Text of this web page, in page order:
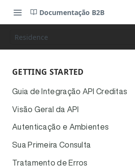
Documentação B2B
Residence
GETTING STARTED
Guia de Integração API Creditas
Visão Geral da API
Autenticação e Ambientes
Sua Primeira Consulta
Tratamento de Erros